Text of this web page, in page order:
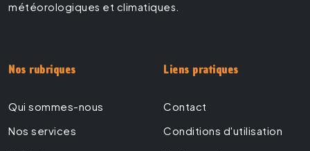
météorologiques et climatiques.
Nos rubriques
Qui sommes-nous
Nos services
Liens pratiques
Contact
Conditions d'utilisation